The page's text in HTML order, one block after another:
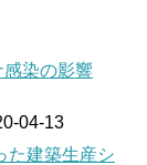
染の影響
04-13
た建築生産シ